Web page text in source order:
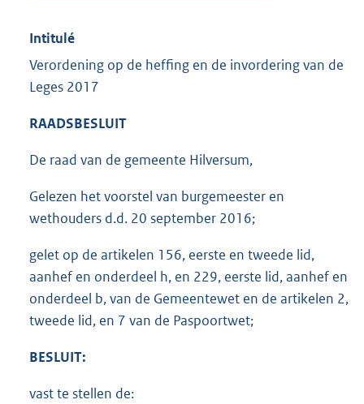
Intitulé
Verordening op de heffing en de invordering van de
Leges 2017
RAADSBESLUIT
De raad van de gemeente Hilversum,
Gelezen het voorstel van burgemeester en
wethouders d.d. 20 september 2016;
gelet op de artikelen 156, eerste en tweede lid,
aanhef en onderdeel h, en 229, eerste lid, aanhef en
onderdeel b, van de Gemeentewet en de artikelen 2,
tweede lid, en 7 van de Paspoortwet;
BESLUIT:
vast te stellen de: